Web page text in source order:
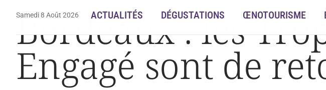
Samedi 8 Août 2026 ACTUALITÉS DÉGUSTATIONS ŒNOTOURISME
Bordeaux : les
Engagé sont de